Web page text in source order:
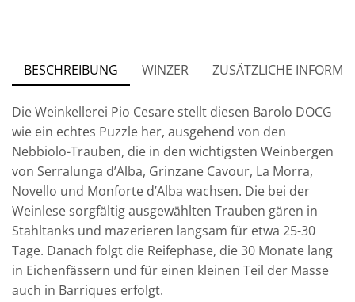
BESCHREIBUNG WINZER ZUSÄTZLICHE
Die Weinkellerei Pio Cesare stellt diesen Barolo DOCG
wie ein echtes Puzzle her, ausgehend von den
Nebbiolo-Trauben, die in den wichtigsten Weinbergen
von Serralunga d’Alba, Grinzane Cavour, La Morra,
Novello und Monforte d’Alba wachsen. Die bei der
Weinlese sorgfältig ausgewählten Trauben gären in
Stahltanks und mazerieren langsam für etwa 25-30
Tage. Danach folgt die Reifephase, die 30 Monate lang
in Eichenfässern und für einen kleinen Teil der Masse
auch in Barriques erfolgt.